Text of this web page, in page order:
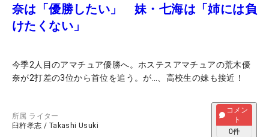
奈は「優勝したい」 妹・七海は「姉には負
けたくない」
今季2人目のアマチュア優勝へ。ホステスアマチュアの荒木優
奈が2打差の3位から首位を追う。が…、高校生の妹も接近！
所属 ライター
臼杵孝志 / Takashi Usuki
コメン
ト
0件